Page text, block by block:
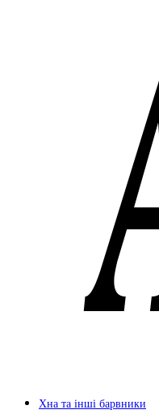
Хна та інші барвники